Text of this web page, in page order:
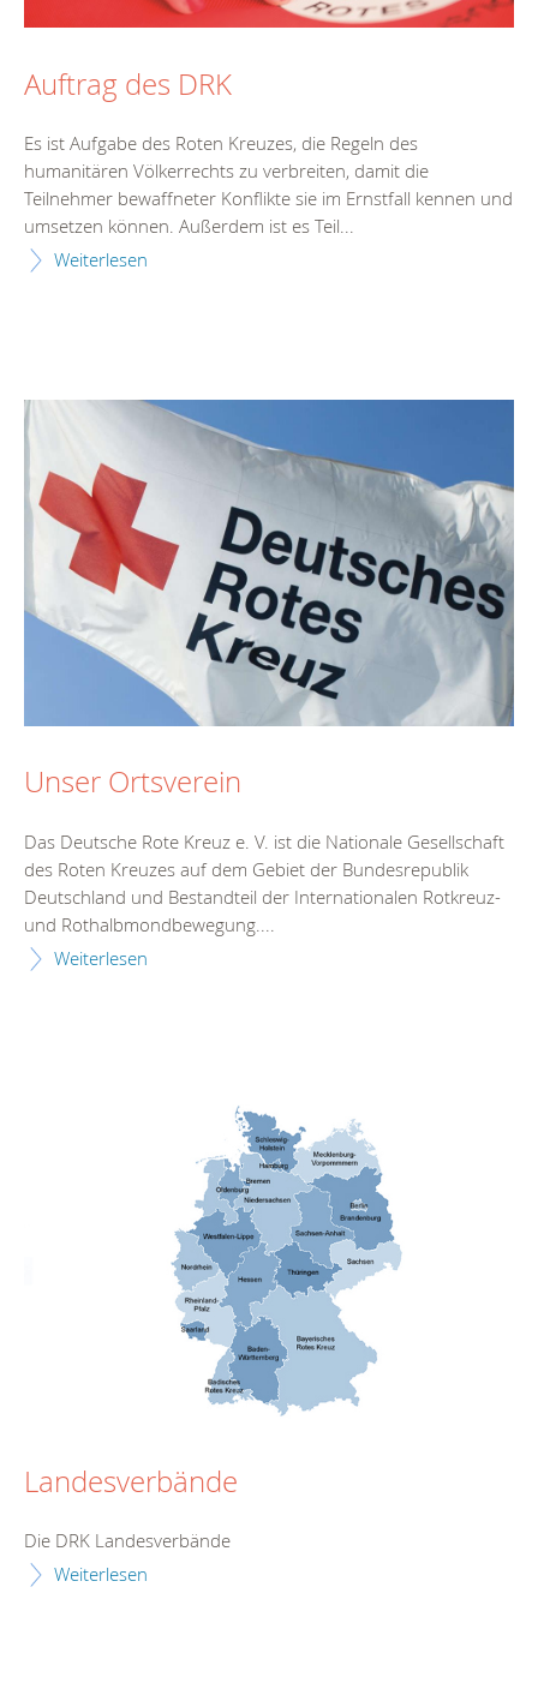
Auftrag des DRK
Es ist Aufgabe des Roten Kreuzes, die Regeln des
humanitären Völkerrechts zu verbreiten, damit die
Teilnehmer bewaffneter Konflikte sie im Ernstfall kennen und
umsetzen können. Außerdem ist es Teil...
Weiterlesen
Unser Ortsverein
Das Deutsche Rote Kreuz e. V. ist die Nationale Gesellschaft
des Roten Kreuzes auf dem Gebiet der Bundesrepublik
Deutschland und Bestandteil der Internationalen Rotkreuz-
und Rothalbmondbewegung....
Weiterlesen
Landesverbände
Die DRK Landesverbände
Weiterlesen